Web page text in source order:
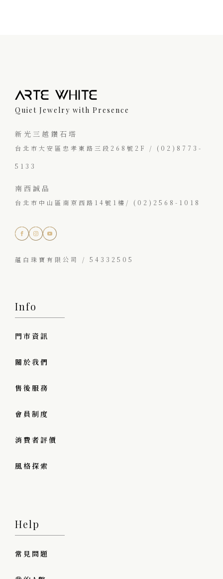
Quiet Jewelry with Presence
新光三越鑽石塔
台北市大安區忠孝東路三段268號2F / (02)8773-
5133
南西誠品
台北市中山區南京西路14號1樓/ (02)2568-1018
蘊白珠寶有限公司 / 54332505
Info
門市資訊
關於我們
售後服務
會員制度
消費者評價
風格探索
Help
常見問題